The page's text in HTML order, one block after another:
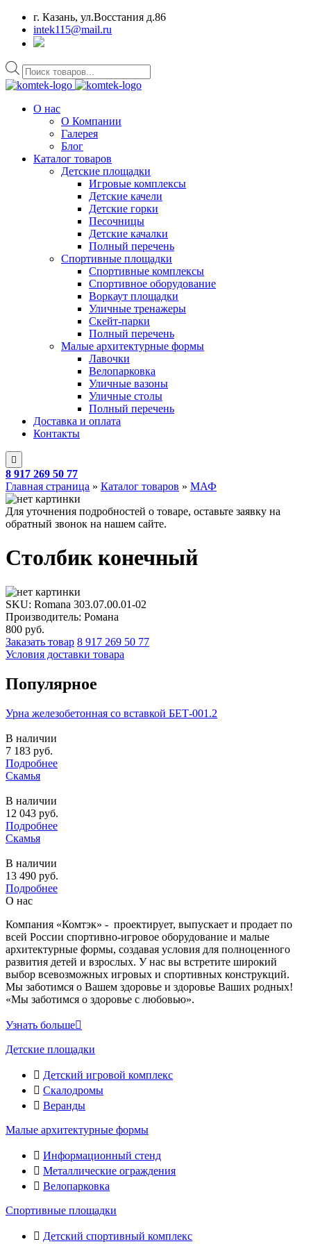
г. Казань, ул.Восстания д.86
intek115@mail.ru
Поиск
товаров
О нас
О Компании
Галерея
Блог
Каталог товаров
Детские площадки
Игровые комплексы
Детские качели
Детские горки
Песочницы
Детские качалки
Полный перечень
Спортивные площадки
Спортивные комплексы
Спортивное оборудование
Воркаут площадки
Уличные тренажеры
Скейт-парки
Полный перечень
Малые архитектурные формы
Лавочки
Велопарковка
Уличные вазоны
Уличные столы
Полный перечень
Доставка и оплата
Контакты
8 917 269 50 77
Главная страница » Каталог товаров » МАФ
Для уточнения подробностей о товаре, оставьте заявку на
обратный звонок на нашем сайте.
Столбик конечный
SKU: Romana 303.07.00.01-02
Производитель: Романа
800 руб.
Заказать товар 8 917 269 50 77
Условия доставки товара
Популярное
Урна железобетонная со вставкой БЕТ-001.2
В наличии
7 183 руб.
Подробнее
Скамья
В наличии
12 043 руб.
Подробнее
Скамья
В наличии
13 490 руб.
Подробнее
О нас
Компания «Комтэк» - проектирует, выпускает и продает по
всей России спортивно-игровое оборудование и малые
архитектурные формы, создавая условия для полноценного
развития детей и взрослых. У нас вы встретите широкий
выбор всевозможных игровых и спортивных конструкций.
Мы заботимся о Вашем здоровье и здоровье Ваших родных!
«Мы заботимся о здоровье с любовью».
Узнать больше
Детские площадки
Детский игровой комплекс
Скалодромы
Веранды
Малые архитектурные формы
Информационный стенд
Металлические ограждения
Велопарковка
Спортивные площадки
Детский спортивный комплекс